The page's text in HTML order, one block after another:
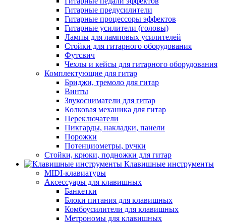
Гитарные предусилители
Гитарные процессоры эффектов
Гитарные усилители (головы)
Лампы для ламповых усилителей
Стойки для гитарного оборудования
Футсвич
Чехлы и кейсы для гитарного оборудования
Комплектующие для гитар
Бриджи, тремоло для гитар
Винты
Звукосниматели для гитар
Колковая механика для гитар
Переключатели
Пикгарды, накладки, панели
Порожки
Потенциометры, ручки
Стойки, крюки, подножки для гитар
Клавишные инструменты
MIDI-клавиатуры
Аксессуары для клавишных
Банкетки
Блоки питания для клавишных
Комбоусилители для клавишных
Метрономы для клавишных